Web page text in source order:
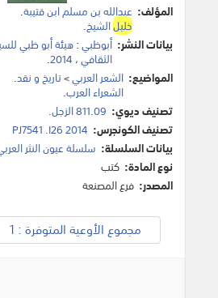
المؤلف: عبدالله بن مسلم ابن قتيبة.
خليلالشيخ.
بيانات النشر: أبوظبي:هيئة أبو ظبي
الثقافي، 2014
.
المواضيع: الشعر العربي>تاريخ و نقد.
الشعراء العرب.
تصنيف ديوي: 811.09 الزجل.
تصنيف الكونجرس: PJ7541 .I26 2014
بيانات السلسلة: سلسلة عيون النثر
نوع المادة: كتب
المصدر: فرع المصنعة
مجموع الأوعية المتوفرة : 1